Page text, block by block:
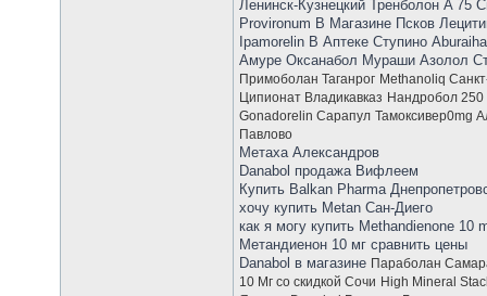
Ленинск-Кузнецкий Тренболон A 75
Provironum В Магазине Псков
Ipamorelin В Аптеке Ступино
Амуре Оксанабол Мураши Азолол
Примоболан Таганрог Methanoliq
Ципионат Владикавказ Нандробол 250
Gonadorelin Сарапул Тамоксивер0mg
Павлово
Метаха Александров
Danabol продажа Вифлеем
Купить Balkan Pharma
хочу купить Metan Сан-Диего
как я могу купить Methandienone 10
Метандиенон 10 мг сравнить цены
Danabol в магазине Параболан
10 Мг со скидкой Сочи High Mineral